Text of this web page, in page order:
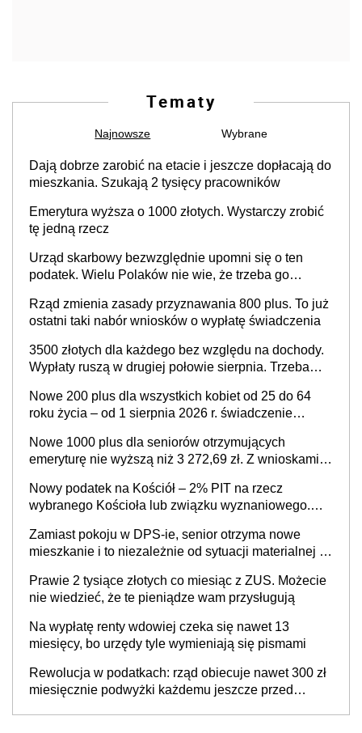
Tematy
Najnowsze Wybrane
Dają dobrze zarobić na etacie i jeszcze dopłacają do
mieszkania. Szukają 2 tysięcy pracowników
Emerytura wyższa o 1000 złotych. Wystarczy zrobić
tę jedną rzecz
Urząd skarbowy bezwzględnie upomni się o ten
podatek. Wielu Polaków nie wie, że trzeba go
Rząd zmienia zasady przyznawania 800 plus. To już
ostatni taki nabór wniosków o wypłatę świadczenia
3500 złotych dla każdego bez względu na dochody.
Wypłaty ruszą w drugiej połowie sierpnia. Trzeba
Nowe 200 plus dla wszystkich kobiet od 25 do 64
roku życia – od 1 sierpnia 2026 r. świadczenie
Nowe 1000 plus dla seniorów otrzymujących
emeryturę nie wyższą niż 3 272,69 zł. Z wnioskami
nie otrzymają
Nowy podatek na Kościół – 2% PIT na rzecz
wybranego Kościoła lub związku wyznaniowego.
finansowania
Zamiast pokoju w DPS-ie, senior otrzyma nowe
mieszkanie i to niezależnie od sytuacji materialnej –
roku życia
Prawie 2 tysiące złotych co miesiąc z ZUS. Możecie
nie wiedzieć, że te pieniądze wam przysługują
Na wypłatę renty wdowiej czeka się nawet 13
miesięcy, bo urzędy tyle wymieniają się pismami
Rewolucja w podatkach: rząd obiecuje nawet 300 zł
miesięcznie podwyżki każdemu jeszcze przed